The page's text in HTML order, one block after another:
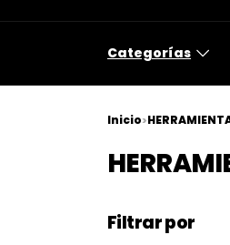
Categorías
Inicio>
Filtrar por